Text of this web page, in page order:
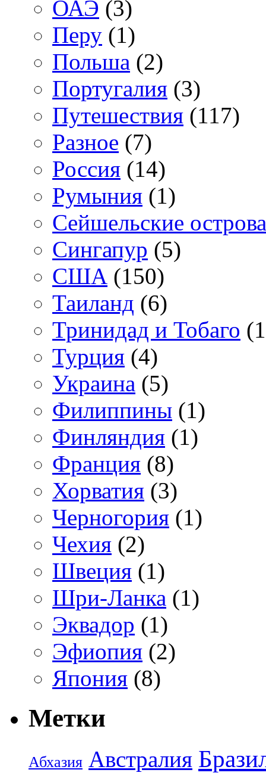
ОАЭ (3)
Перу (1)
Польша (2)
Португалия (3)
Путешествия (117)
Разное (7)
Россия (14)
Румыния (1)
Сейшельские острова
Сингапур (5)
США (150)
Таиланд (6)
Тринидад и Тобаго
Турция (4)
Украина (5)
Филиппины (1)
Финляндия (1)
Франция (8)
Хорватия (3)
Черногория (1)
Чехия (2)
Швеция (1)
Шри-Ланка (1)
Эквадор (1)
Эфиопия (2)
Япония (8)
Метки
Абхазия Австралия